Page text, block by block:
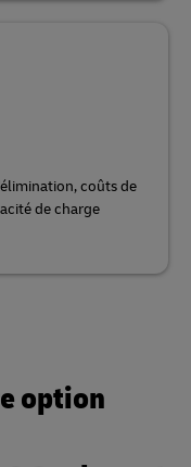
coûts de
de charge
option